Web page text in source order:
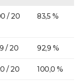
/ 20 83,5 %
/ 20 92,9 %
/ 20 100,0 %